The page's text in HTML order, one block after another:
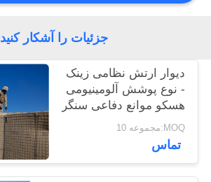
درخواست
قیمت
نقشه
سایت
جزئیات را آشکار کنید
دیوار ارتش نظامی زینک
- نوع پوشش آلومینیومی
هسکو موانع دفاعی سنگر
مانع برای سیل
MOQ:مجموعه 10
تماس